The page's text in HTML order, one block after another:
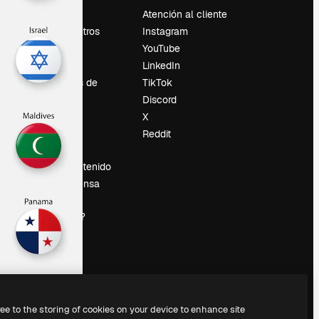
Sobre nosotros
Reviews
Empleo
Tendencias de
Blog
Eventos
Slidesgo
Vender contenido
Sala de prensa
¿Buscas
magnific.ai?
Atención al cliente
Instagram
YouTube
LinkedIn
TikTok
Discord
X
Reddit
to the storing of cookies on your device to enhance site